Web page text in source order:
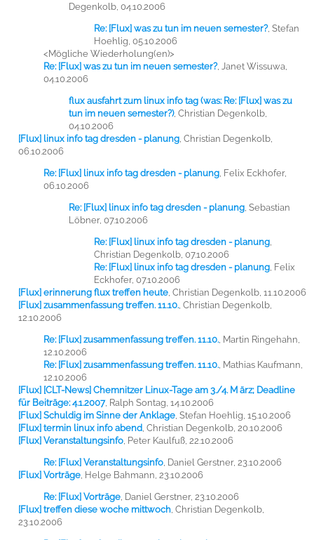
Degenkolb, 04.10.2006
Re: [Flux] was zu tun im neuen semester?, Stefan
Hoehlig, 05.10.2006
<Mögliche Wiederholung(en)>
Re: [Flux] was zu tun im neuen semester?, Janet Wissuwa,
04.10.2006
flux ausfahrt zum linux info tag (was: Re: [Flux] was zu
tun im neuen semester?), Christian Degenkolb,
04.10.2006
[Flux] linux info tag dresden - planung Christian Degenkolb,
06.10.2006
Re: [Flux] linux info tag dresden - planung Felix Eckhofer,
06.10.2006
Re: [Flux] linux info tag dresden - planung Sebastian
Löbner, 07.10.2006
Re: [Flux] linux info tag dresden - planung
Christian Degenkolb, 07.10.2006
Re: [Flux] linux info tag dresden - planung Felix
Eckhofer, 07.10.2006
[Flux] erinnerung flux treffen heute Christian Degenkolb, 11.10.2006
[Flux] zusammenfassung treffen. 11.10. Christian Degenkolb,
12.10.2006
Re: [Flux] zusammenfassung treffen. 11.10. Martin Ringehahn,
12.10.2006
Re: [Flux] zusammenfassung treffen. 11.10. Mathias Kaufmann,
12.10.2006
[Flux] [CLT-News] Chemnitzer Linux-Tage am 3./4. M ärz; Deadline
für Beiträge: 4.1.2007, Ralph Sontag, 14.10.2006
[Flux] Schuldig im Sinne der Anklage Stefan Hoehlig, 15.10.2006
[Flux] termin linux info abend Christian Degenkolb, 20.10.2006
[Flux] Veranstaltungsinfo Peter Kaulfuß, 22.10.2006
Re: [Flux] Veranstaltungsinfo Daniel Gerstner, 23.10.2006
[Flux] Vorträge Helge Bahmann, 23.10.2006
Re: [Flux] Vorträge Daniel Gerstner, 23.10.2006
[Flux] treffen diese woche mittwoch Christian Degenkolb,
23.10.2006